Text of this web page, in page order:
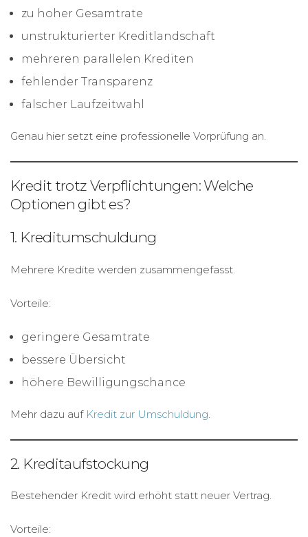
zu hoher Gesamtrate
unstrukturierter Kreditlandschaft
mehreren parallelen Krediten
fehlender Transparenz
falscher Laufzeitwahl
Genau hier setzt eine professionelle Vorprüfung an.
Kredit trotz Verpflichtungen: Welche
Optionen gibt es?
1. Kreditumschuldung
Mehrere Kredite werden zusammengefasst.
Vorteile:
geringere Gesamtrate
bessere Übersicht
höhere Bewilligungschance
Mehr dazu auf Kredit zur Umschuldung
2. Kreditaufstockung
Bestehender Kredit wird erhöht statt neuer Vertrag.
Vorteile: